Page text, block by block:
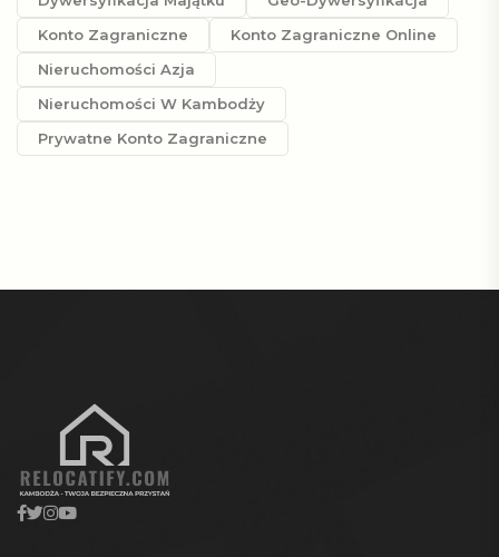
Konto Zagraniczne
Konto Zagraniczne Online
Nieruchomości Azja
Nieruchomości W Kambodży
Prywatne Konto Zagraniczne